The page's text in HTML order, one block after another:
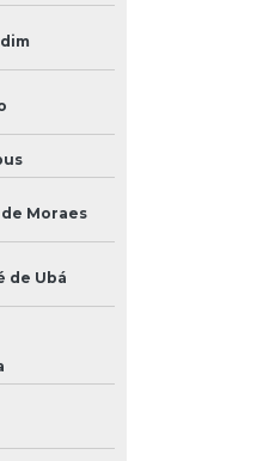
Moraes
de Ubá